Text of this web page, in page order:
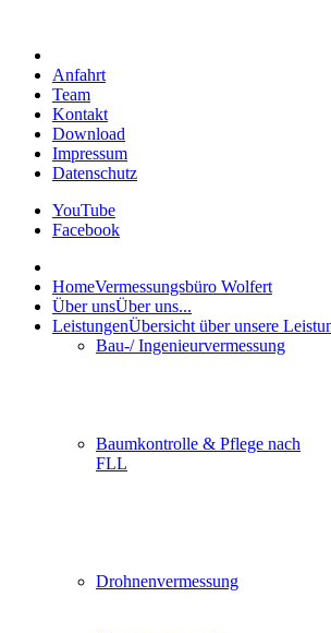
Anfahrt
Team
Kontakt
Download
Impressum
Datenschutz
YouTube
Facebook
HomeVermessungsbüro Wolfert
Über unsÜber uns...
LeistungenÜbersicht über unsere
Bau-/ Ingenieurvermessung
Baumkontrolle & Pflege nach
FLL
Drohnenvermessung